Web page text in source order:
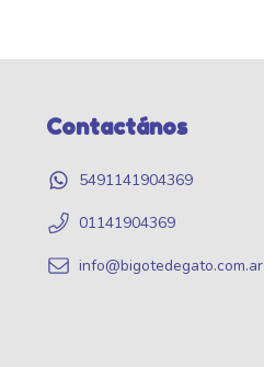
Contactános
5491141904369
01141904369
info@bigotedegato.com.ar